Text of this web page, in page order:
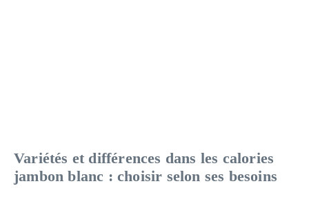
Variétés et différences dans les calories
jambon blanc : choisir selon ses besoins